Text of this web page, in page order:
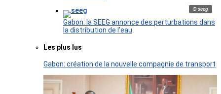
© seeg
Gabon: la SEEG annonce des perturbations dans
la distribution de l’eau
Les plus lus
Gabon: création de la nouvelle compagnie de transport